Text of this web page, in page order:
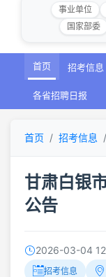
事业单位
国家部委
首页 招考信息
各省招聘日报
首页 招考信息
甘肃白银
公告
2026-03-04
招考信息